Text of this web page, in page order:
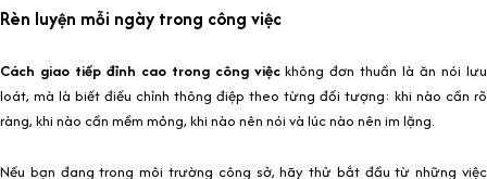
Rèn luyện mỗi ngày trong công việc
Cách giao tiếp đỉnh cao trong công việckhông đơn thuần là ăn nói lưu
loát, mà là biết điều chỉnh thông điệp theo từng đối tượng: khi nào cần rõ
ràng, khi nào cần mềm mỏng, khi nào nên nói và lúc nào nên im lặng.
Nếu bạn đang trong môi trường công sở, hãy thử bắt đầu từ những việc